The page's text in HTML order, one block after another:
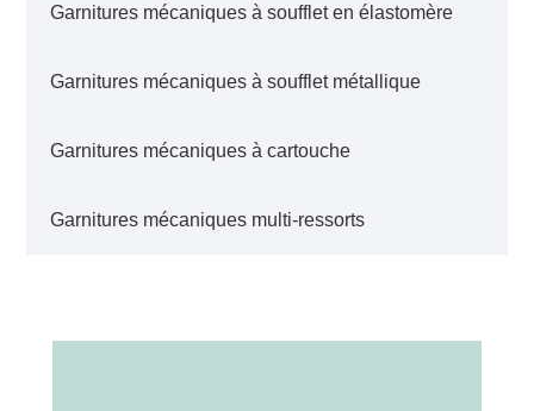
Garnitures mécaniques à soufflet en élastomère
Garnitures mécaniques à soufflet métallique
Garnitures mécaniques à cartouche
Garnitures mécaniques multi-ressorts